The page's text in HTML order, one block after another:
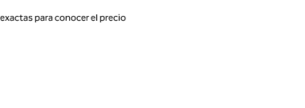
para conocer el precio